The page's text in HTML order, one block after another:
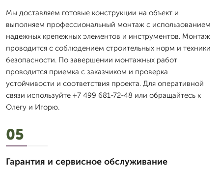
Мы доставляем готовые конструкции на объект и
выполняем профессиональный монтаж с использованием
надежных крепежных элементов и инструментов. Монтаж
проводится с соблюдением строительных норм и техники
безопасности. По завершении монтажных работ
проводится приемка с заказчиком и проверка
устойчивости и соответствия проекта. Для оперативной
связи используйте +7 499 681-72-48 или обращайтесь к
Олегу и Игорю.
05
Гарантия и сервисное обслуживание